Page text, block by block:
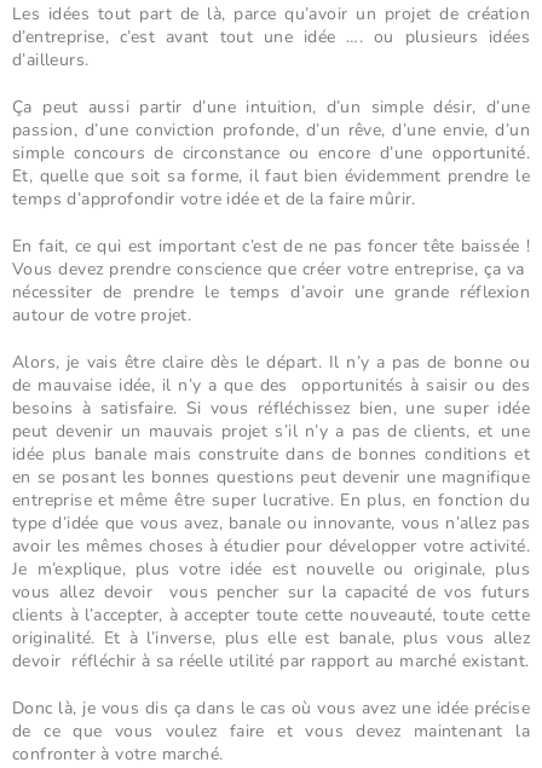
Les idées tout part de là, parce qu’avoir un projet de création
d’entreprise, c’est avant tout une idée …. ou plusieurs idées
d’ailleurs.
Ça peut aussi partir d’une intuition, d’un simple désir, d’une
passion, d’une conviction profonde, d’un rêve, d’une envie, d’un
simple concours de circonstance ou encore d’une opportunité.
Et, quelle que soit sa forme, il faut bien évidemment prendre le
temps d’approfondir votre idée et de la faire mûrir.
En fait, ce qui est important c’est de ne pas foncer tête baissée !
Vous devez prendre conscience que créer votre entreprise, ça va
nécessiter de prendre le temps d’avoir une grande réflexion
autour de votre projet.
Alors, je vais être claire dès le départ. Il n’y a pas de bonne ou
de mauvaise idée, il n’y a que des opportunités à saisir ou des
besoins à satisfaire. Si vous réfléchissez bien, une super idée
peut devenir un mauvais projet s’il n’y a pas de clients, et une
idée plus banale mais construite dans de bonnes conditions et
en se posant les bonnes questions peut devenir une magnifique
entreprise et même être super lucrative. En plus, en fonction du
type d’idée que vous avez, banale ou innovante, vous n’allez pas
avoir les mêmes choses à étudier pour développer votre activité.
Je m’explique, plus votre idée est nouvelle ou originale, plus
vous allez devoir vous pencher sur la capacité de vos futurs
clients à l’accepter, à accepter toute cette nouveauté, toute cette
originalité. Et à l’inverse, plus elle est banale, plus vous allez
devoir réfléchir à sa réelle utilité par rapport au marché existant.
Donc là, je vous dis ça dans le cas où vous avez une idée précise
de ce que vous voulez faire et vous devez maintenant la
confronter à votre marché.